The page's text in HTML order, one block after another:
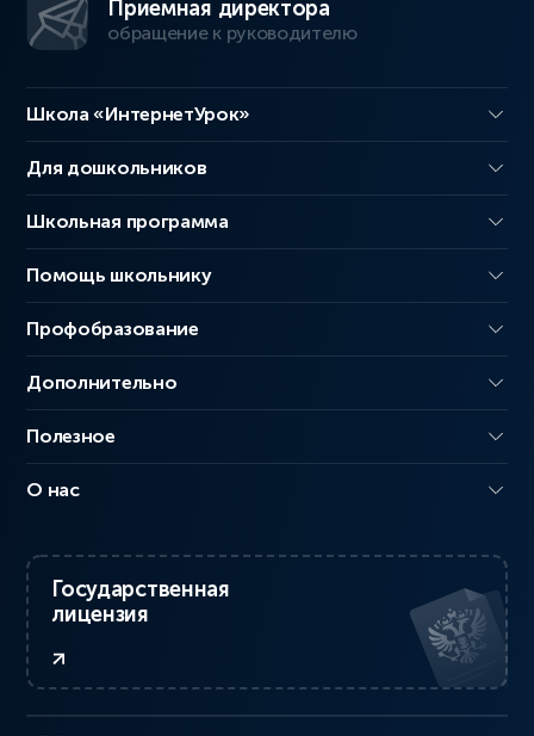
Приемная директора
обращение к руководителю
Школа «ИнтернетУрок»
Для дошкольников
Школьная программа
Помощь школьнику
Профобразование
Дополнительно
Полезное
О нас
Государственная
лицензия